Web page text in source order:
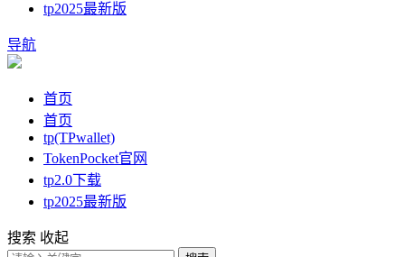
tp2025最新版
导航
首页
首页
tp(TPwallet)
TokenPocket官网
tp2.0下载
tp2025最新版
搜索 收起